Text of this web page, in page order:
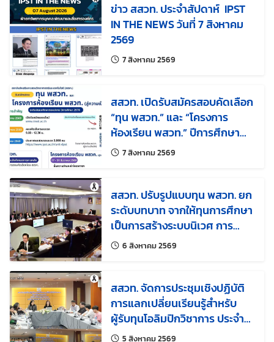
ข่าว สสวท. ประจำสัปดาห์ IPST
IN THE NEWS วันที่ 7 สิงหาคม
2569
7 สิงหาคม 2569แก้ไขล่าสุดเมื่อ:
สสวท. เปิดรับสมัครสอบคัดเลือก
“ทุน พสวท.” และ “โครงการ
ห้องเรียน พสวท.” ปีการศึกษา
2570 ชวน ม.3 ก้าวสู่เส้นทางนัก
7 สิงหาคม 2569แก้ไขล่าสุดเมื่อ:
สสวท. ปรับรูปแบบทุน พสวท. ยก
ระดับบทบาท จากให้ทุนการศึกษา
เป็นการสร้างระบบนิเวศ การ
พัฒนากำลังคนด้านวิทยาศาสตร์
6 สิงหาคม 2569แก้ไขล่าสุดเมื่อ:
สสวท. จัดการประชุมเชิงปฏิบัติ
การแลกเปลี่ยนเรียนรู้สำหรับ
ผู้รับทุนโอลิมปิกวิชาการ ประจำปี
25695 สิงหาคม 2569แก้ไขล่าสุดเมื่อ: